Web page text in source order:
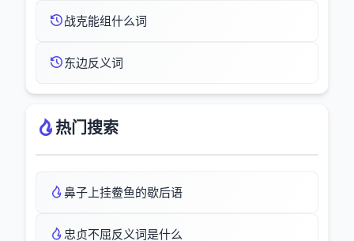
战克能组什么词
东边反义词
热门搜索
鼻子上挂鲞鱼的歇后语
忠贞不屈反义词是什么